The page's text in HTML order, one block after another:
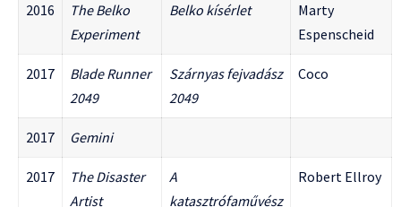
2016
The Belko
Experiment
Belko kísérlet
Marty
Espenscheid
2017
Blade Runner
2049
Szárnyas fejvadász
2049
Coco
2017 Gemini
2017
The Disaster
Artist
A
katasztrófaművész
Robert Ellroy